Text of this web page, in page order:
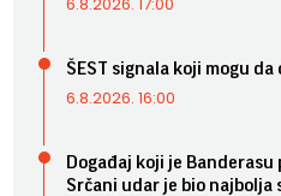
ŠEST signala koji mogu da
6.8.2026. 16:00
Događaj koji je
Srčani udar je bio najbolja